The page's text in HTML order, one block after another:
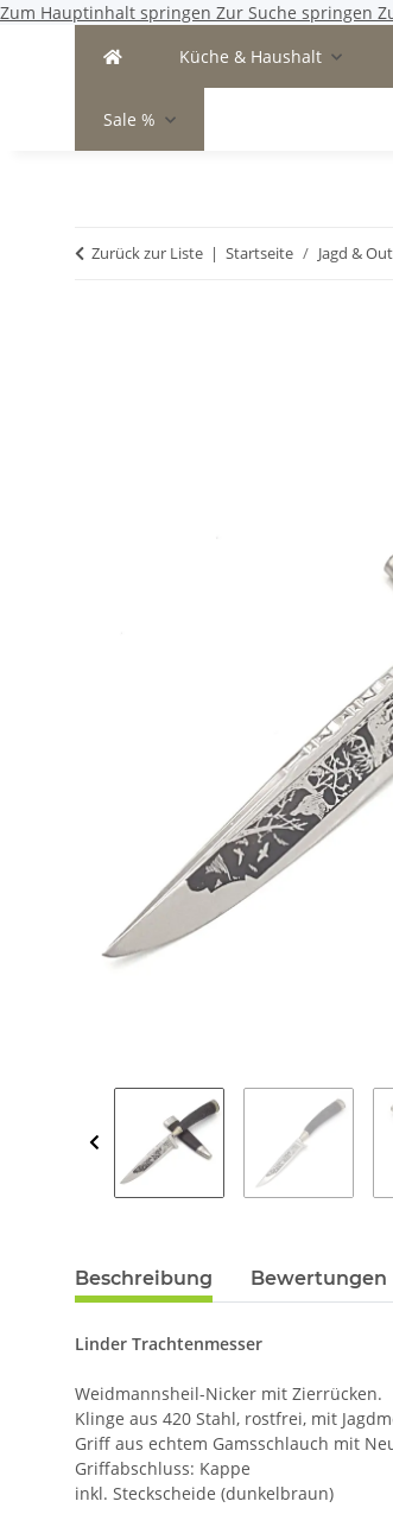
Zum Hauptinhalt springen Zur Suche springen
Küche & Haushalt
Sale %
Zurück zur Liste Startseite Jagd &
Beschreibung Bewertungen
Linder Trachtenmesser
Weidmannsheil-Nicker mit Zierrücken.
Klinge aus 420 Stahl, rostfrei, mit
Griff aus echtem Gamsschlauch mit
Griffabschluss: Kappe
inkl. Steckscheide (dunkelbraun)